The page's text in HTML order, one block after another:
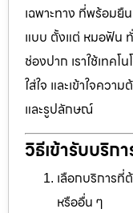
เฉพาะทาง ที่พร้อม
แบบ ตั้งแต่ หมอฟัน
ช่องปาก เราใช้เทค
ใส่ใจ และเข้าใจคว
และรูปลักษณ์
วิธีเข้ารับบริก
เลือกบริการ
หรืออื่น ๆ